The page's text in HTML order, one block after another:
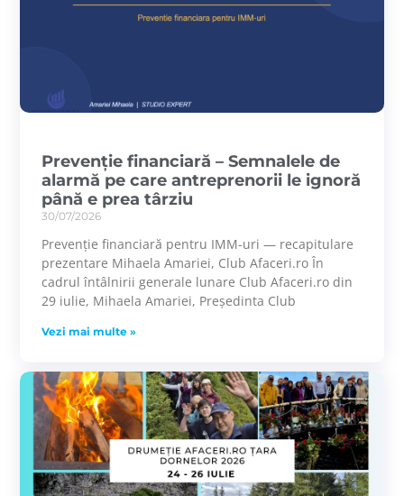
Prevenție financiară – Semnalele de
alarmă pe care antreprenorii le ignoră
până e prea târziu
30/07/2026
Prevenție financiară pentru IMM-uri — recapitulare
prezentare Mihaela Amariei, Club Afaceri.ro În
cadrul întâlnirii generale lunare Club Afaceri.ro din
29 iulie, Mihaela Amariei, Președinta Club
Vezi mai multe »